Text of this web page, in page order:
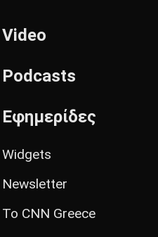
Video
Podcasts
Εφημερίδες
Widgets
Newsletter
Το CNN Greece